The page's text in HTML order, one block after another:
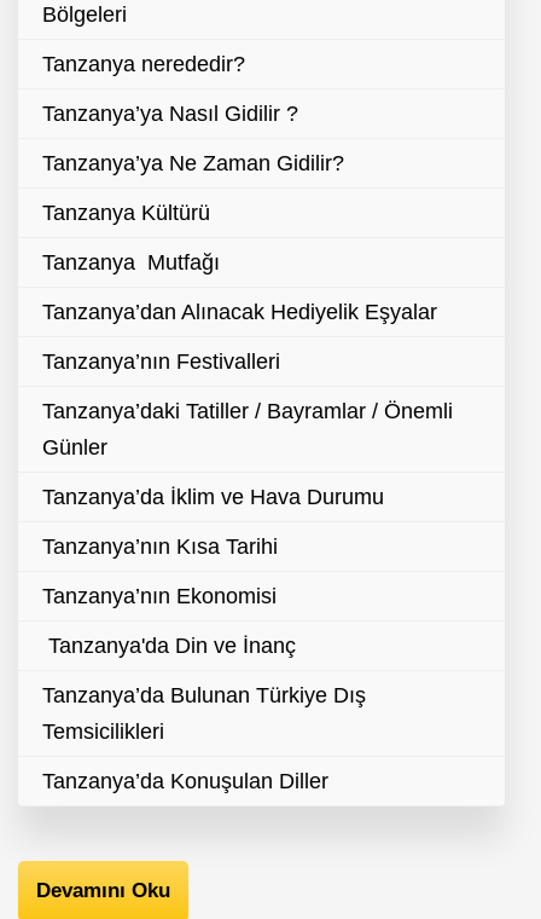
Bölgeleri
Tanzanya nerededir?
Tanzanya’ya Nasıl Gidilir ?
Tanzanya’ya Ne Zaman Gidilir?
Tanzanya Kültürü
Tanzanya Mutfağı
Tanzanya’dan Alınacak Hediyelik Eşyalar
Tanzanya’nın Festivalleri
Tanzanya’daki Tatiller / Bayramlar / Önemli
Günler
Tanzanya’da İklim ve Hava Durumu
Tanzanya’nın Kısa Tarihi
Tanzanya’nın Ekonomisi
Tanzanya'da Din ve İnanç
Tanzanya’da Bulunan Türkiye Dış
Temsicilikleri
Tanzanya’da Konuşulan Diller
Devamını Oku